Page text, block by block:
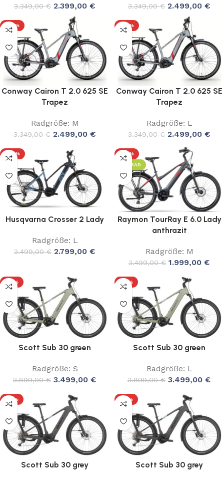
3.349,00€ 2.399,00 € 3.349,00€ 2.499,00 €
-25%
Conway Cairon T 2.0 625 SE
Trapez
Radgröße: M
3.349,00€ 2.499,00 €
-25%
Conway Cairon T 2.0 625 SE
Trapez
Radgröße: L
3.349,00€ 2.499,00 €
-20%
Husqvarna Crosser 2 Lady
Radgröße: L
3.499,00€ 2.799,00 €
-43%
LEIHRAD
Raymon TourRay E 6.0 Lady
anthrazit
Radgröße: M
3.499,00€ 1.999,00 €
-10%
Scott Sub 30 green
Radgröße: S
3.899,00€ 3.499,00 €
-10%
Scott Sub 30 green
Radgröße: L
3.899,00€ 3.499,00 €
-10%
Scott Sub 30 grey
-10%
Scott Sub 30 grey